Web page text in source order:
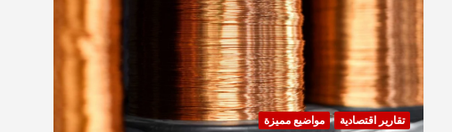
تقارير اقتصادية مواضيع مميزة